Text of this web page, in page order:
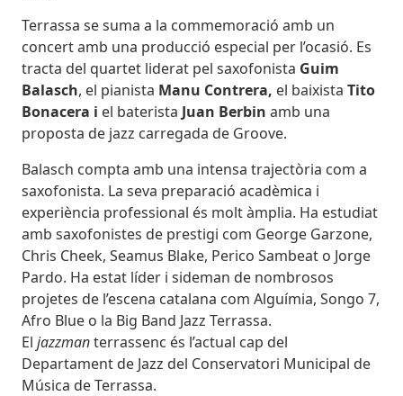
Terrassa se suma a la commemoració amb un
concert amb una producció especial per l’ocasió. Es
tracta del quartet liderat pel saxofonista Guim
Balasch, el pianista Manu Contrera, el baixista Tito
Bonacera i el baterista Juan Berbin amb una
proposta de jazz carregada de Groove.
Balasch compta amb una intensa trajectòria com a
saxofonista. La seva preparació acadèmica i
experiència professional és molt àmplia. Ha estudiat
amb saxofonistes de prestigi com George Garzone,
Chris Cheek, Seamus Blake, Perico Sambeat o Jorge
Pardo. Ha estat líder i sideman de nombrosos
projetes de l’escena catalana com Alguímia, Songo 7,
Afro Blue o la Big Band Jazz Terrassa.
El jazzmanterrassenc és l’actual cap del
Departament de Jazz del Conservatori Municipal de
Música de Terrassa.